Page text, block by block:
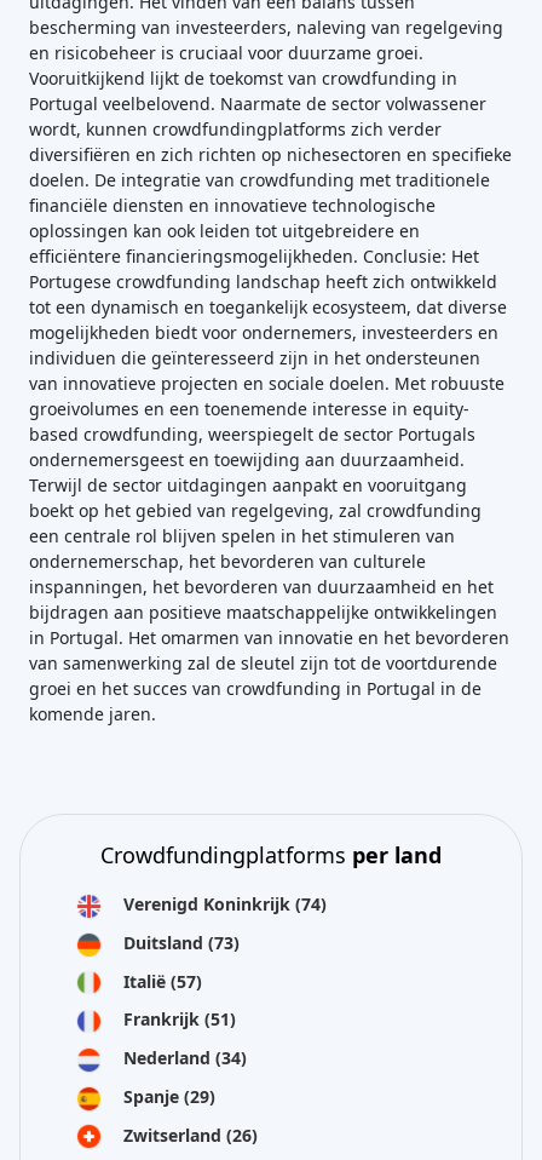
bescherming van investeerders, naleving van regelgeving
en risicobeheer is cruciaal voor duurzame groei.
Vooruitkijkend lijkt de toekomst van crowdfunding in
Portugal veelbelovend. Naarmate de sector volwassener
wordt, kunnen crowdfundingplatforms zich verder
diversifiëren en zich richten op nichesectoren en specifieke
doelen. De integratie van crowdfunding met traditionele
financiële diensten en innovatieve technologische
oplossingen kan ook leiden tot uitgebreidere en
efficiëntere financieringsmogelijkheden. Conclusie: Het
Portugese crowdfunding landschap heeft zich ontwikkeld
tot een dynamisch en toegankelijk ecosysteem, dat diverse
mogelijkheden biedt voor ondernemers, investeerders en
individuen die geïnteresseerd zijn in het ondersteunen
van innovatieve projecten en sociale doelen. Met robuuste
groeivolumes en een toenemende interesse in equity-
based crowdfunding, weerspiegelt de sector Portugals
ondernemersgeest en toewijding aan duurzaamheid.
Terwijl de sector uitdagingen aanpakt en vooruitgang
boekt op het gebied van regelgeving, zal crowdfunding
een centrale rol blijven spelen in het stimuleren van
ondernemerschap, het bevorderen van culturele
inspanningen, het bevorderen van duurzaamheid en het
bijdragen aan positieve maatschappelijke ontwikkelingen
in Portugal. Het omarmen van innovatie en het bevorderen
van samenwerking zal de sleutel zijn tot de voortdurende
groei en het succes van crowdfunding in Portugal in de
komende jaren.
Crowdfundingplatforms per land
Verenigd Koninkrijk (74)
Duitsland (73)
Italië (57)
Frankrijk (51)
Nederland (34)
Spanje (29)
Zwitserland (26)